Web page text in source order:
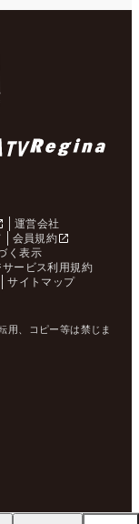
運営会社
会員規約
く表示
サービス利用規約
サイトマップ
用、コピー等は禁じま